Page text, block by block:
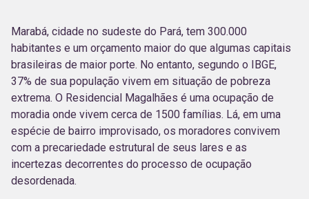
Marabá, cidade no sudeste do Pará, tem 300.000
habitantes e um orçamento maior do que algumas capitais
brasileiras de maior porte. No entanto, segundo o IBGE,
37% de sua população vivem em situação de pobreza
extrema. O Residencial Magalhães é uma ocupação de
moradia onde vivem cerca de 1500 famílias. Lá, em uma
espécie de bairro improvisado, os moradores convivem
com a precariedade estrutural de seus lares e as
incertezas decorrentes do processo de ocupação
desordenada.